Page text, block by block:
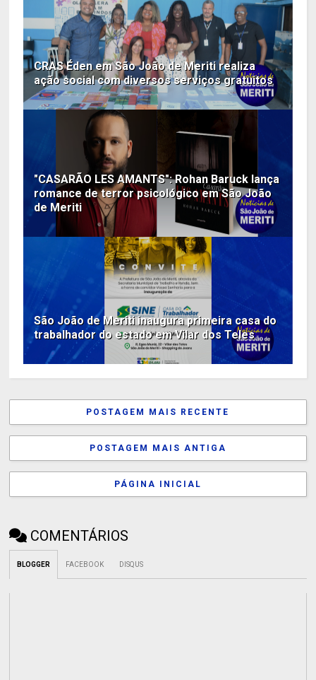
CRAS Éden em São João de Meriti realiza
ação social com diversos serviços gratuitos
"CASARÃO LES AMANTS": Rohan Baruck lança
romance de terror psicológico em São João
de Meriti
São João de Meriti inaugura primeira casa do
trabalhador do estado em Vilar dos Teles
POSTAGEM MAIS RECENTE
POSTAGEM MAIS ANTIGA
PÁGINA INICIAL
COMENTÁRIOS
BLOGGER FACEBOOK DISQUS